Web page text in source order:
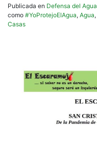
Publicada en Defensa del Agua
como #YoProtejoElAgua, Agua,
Casas